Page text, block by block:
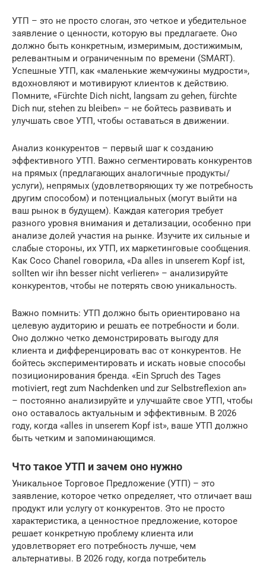
УТП – это не просто слоган, это четкое и убедительное
заявление о ценности, которую вы предлагаете. Оно
должно быть конкретным, измеримым, достижимым,
релевантным и ограниченным по времени (SMART).
Успешные УТП, как «маленькие жемчужины мудрости»,
вдохновляют и мотивируют клиентов к действию.
Помните, «Fürchte Dich nicht, langsam zu gehen, fürchte
Dich nur, stehen zu bleiben» – не бойтесь развивать и
улучшать свое УТП, чтобы оставаться в движении.
Анализ конкурентов – первый шаг к созданию
эффективного УТП. Важно сегментировать конкурентов
на прямых (предлагающих аналогичные продукты/
услуги), непрямых (удовлетворяющих ту же потребность
другим способом) и потенциальных (могут выйти на
ваш рынок в будущем). Каждая категория требует
разного уровня внимания и детализации, особенно при
анализе долей участия на рынке. Изучите их сильные и
слабые стороны, их УТП, их маркетинговые сообщения.
Как Coco Chanel говорила, «Da alles in unserem Kopf ist,
sollten wir ihn besser nicht verlieren» – анализируйте
конкурентов, чтобы не потерять свою уникальность.
Важно помнить: УТП должно быть ориентировано на
целевую аудиторию и решать ее потребности и боли.
Оно должно четко демонстрировать выгоду для
клиента и дифференцировать вас от конкурентов. Не
бойтесь экспериментировать и искать новые способы
позиционирования бренда. «Ein Spruch des Tages
motiviert, regt zum Nachdenken und zur Selbstreflexion an»
– постоянно анализируйте и улучшайте свое УТП, чтобы
оно оставалось актуальным и эффективным. В 2026
году, когда «alles in unserem Kopf ist», ваше УТП должно
быть четким и запоминающимся.
Что такое УТП и зачем оно нужно
Уникальное Торговое Предложение (УТП) – это
заявление, которое четко определяет, что отличает ваш
продукт или услугу от конкурентов. Это не просто
характеристика, а ценностное предложение, которое
решает конкретную проблему клиента или
удовлетворяет его потребность лучше, чем
альтернативы. В 2026 году, когда потребитель